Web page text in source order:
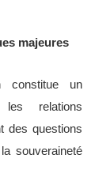
majeures
constitue un
relations
des questions
souveraineté